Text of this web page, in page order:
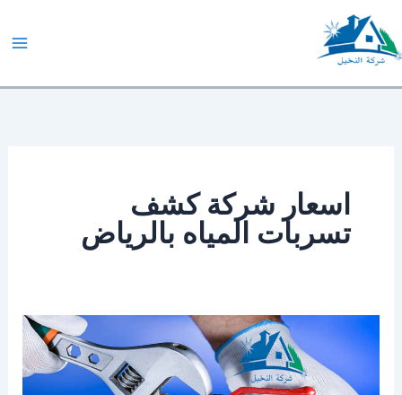
تخطي
إلى
المحتوى
اسعار شركة كشف
تسربات المياه بالرياض